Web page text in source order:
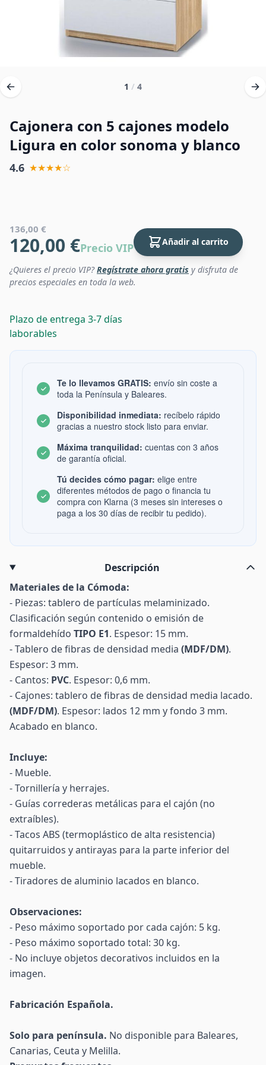
1 / 4
Cajonera con 5 cajones modelo
Ligura en color sonoma y blanco
4.6 ★★★★☆
136,00 €
120,00 €Precio VIP Añadir al carrito
¿Quieres el precio VIP?Regístrate ahora gratis y disfruta de
precios especiales en toda la web.
Plazo de entrega 3-7 días
laborables
Te lo llevamos GRATIS: envío sin coste a
toda la Península y Baleares.
Disponibilidad inmediata: recíbelo rápido
gracias a nuestro stock listo para enviar.
Máxima tranquilidad: cuentas con 3 años
de garantía oficial.
Tú decides cómo pagar: elige entre
diferentes métodos de pago o financia tu
compra con Klarna (3 meses sin intereses o
paga a los 30 días de recibir tu pedido).
Descripción
Materiales de la Cómoda:
- Piezas: tablero de partículas melaminizado.
Clasificación según contenido o emisión de
formaldehído TIPO E1. Espesor: 15 mm.
- Tablero de fibras de densidad media (MDF/DM).
Espesor: 3 mm.
- Cantos: PVC. Espesor: 0,6 mm.
- Cajones: tablero de fibras de densidad media lacado.
(MDF/DM). Espesor: lados 12 mm y fondo 3 mm.
Acabado en blanco.
Incluye:
- Mueble.
- Tornillería y herrajes.
- Guías correderas metálicas para el cajón (no
extraíbles).
- Tacos ABS (termoplástico de alta resistencia)
quitarruidos y antirayas para la parte inferior del
mueble.
- Tiradores de aluminio lacados en blanco.
Observaciones:
- Peso máximo soportado por cada cajón: 5 kg.
- Peso máximo soportado total: 30 kg.
- No incluye objetos decorativos incluidos en la
imagen.
Fabricación Española.
Solo para península. No disponible para Baleares,
Canarias, Ceuta y Melilla.